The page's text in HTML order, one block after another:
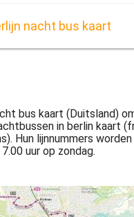
nacht bus kaart
bus kaart (Duitsland)
in berlin kaart
Hun lijnnummers
uur op zondag.